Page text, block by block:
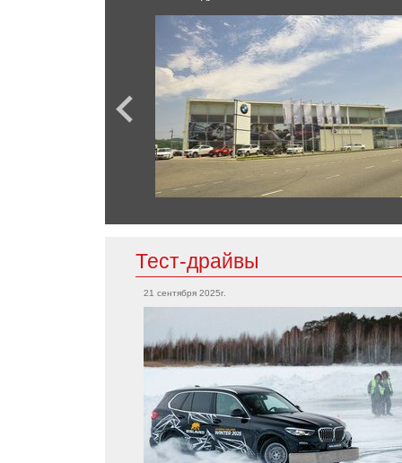
Chevrolet
Camaro
Tahoe
Chrysler
Citroen
GLC Coupe
SL-Класс
Mini
Cooper
Countryman
Clubman
Mitsubishi
Grandis
Eclipse
L200
Colt
Тест-драйвы
21 сентября 2025г.